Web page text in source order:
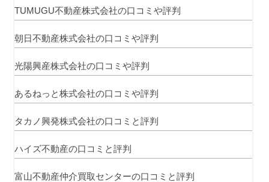
TUMUGU不動産株式会社の口コミや評判
朝日不動産株式会社の口コミや評判
光陽興産株式会社の口コミや評判
あるねっと株式会社の口コミや評判
タカノ興発株式会社の口コミと評判
ハイズ不動産の口コミと評判
富山不動産仲介買取センターの口コミと評判